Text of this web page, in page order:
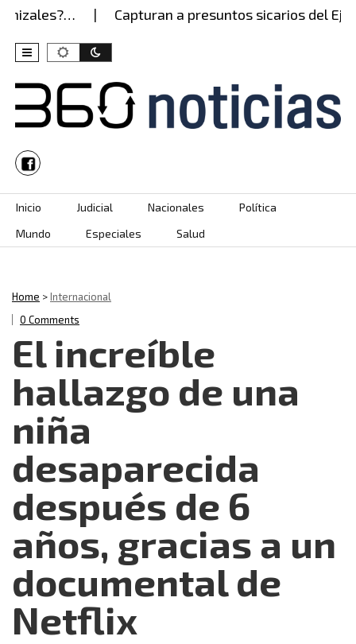
Capturan a presuntos sicarios del
Skip to content
Inicio Judicial Nacionales
Política
Mundo
Especiales Salud
Home >Internacional
0 Comments
El increíble
hallazgo de una
niña
desaparecida
después de 6
años, gracias a un
documental de
Netflix